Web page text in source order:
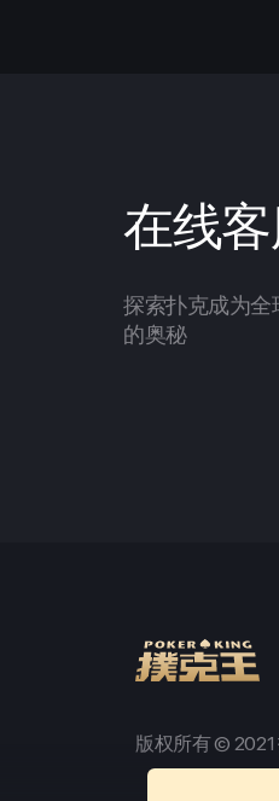
在线
探索扑克成为全
的奥秘
版权所有 ©